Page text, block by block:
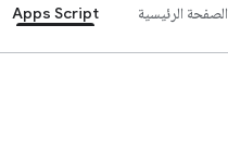
الصفحة الرئيسية Apps Script